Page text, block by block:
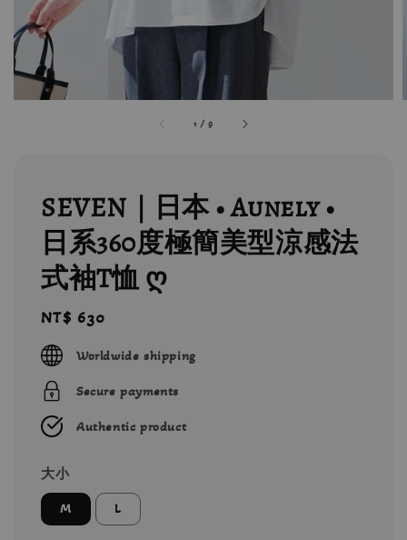
1 /9
SEVEN｜日本 • Aunely •
日系360度極簡美型涼感法
式袖T恤 ღ
Regular
price
NT$ 630
Worldwide shipping
Secure payments
Authentic product
大小
M L